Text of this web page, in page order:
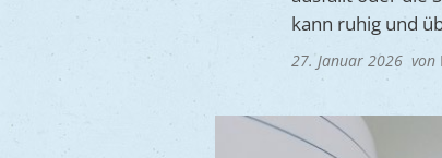
kann ruhig und
27. Januar 2026 von